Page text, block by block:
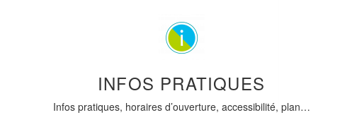
INFOS PRATIQUES
Infos pratiques, horaires d’ouverture, accessibilité, plan…